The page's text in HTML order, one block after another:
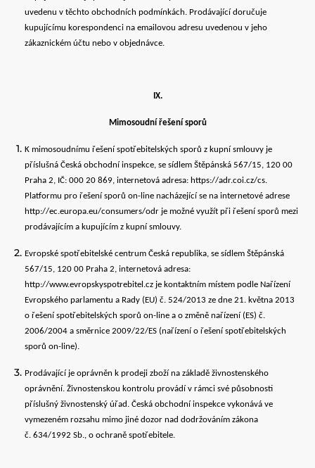
uvedenu v těchto obchodních podmínkách. Prodávající doručuje
kupujícímu korespondenci na emailovou adresu uvedenou v jeho
zákaznickém účtu nebo v objednávce.
IX.
Mimosoudní řešení sporů
K mimosoudnímu řešení spotřebitelských sporů z kupní smlouvy je
příslušná Česká obchodní inspekce, se sídlem Štěpánská 567/15, 120 00
Praha 2, IČ: 000 20 869, internetová adresa: https://adr.coi.cz/cs.
Platformu pro řešení sporů on-line nacházející se na internetové adrese
http://ec.europa.eu/consumers/odr je možné využít při řešení sporů mezi
prodávajícím a kupujícím z kupní smlouvy.
Evropské spotřebitelské centrum Česká republika, se sídlem Štěpánská
567/15, 120 00 Praha 2, internetová adresa:
http://www.evropskyspotrebitel.cz je kontaktním místem podle Nařízení
Evropského parlamentu a Rady (EU) č. 524/2013 ze dne 21. května 2013
o řešení spotřebitelských sporů on-line a o změně nařízení (ES) č.
2006/2004 a směrnice 2009/22/ES (nařízení o řešení spotřebitelských
sporů on-line).
Prodávající je oprávněn k prodeji zboží na základě živnostenského
oprávnění. Živnostenskou kontrolu provádí v rámci své působnosti
příslušný živnostenský úřad. Česká obchodní inspekce vykonává ve
vymezeném rozsahu mimo jiné dozor nad dodržováním zákona
č. 634/1992 Sb., o ochraně spotřebitele.